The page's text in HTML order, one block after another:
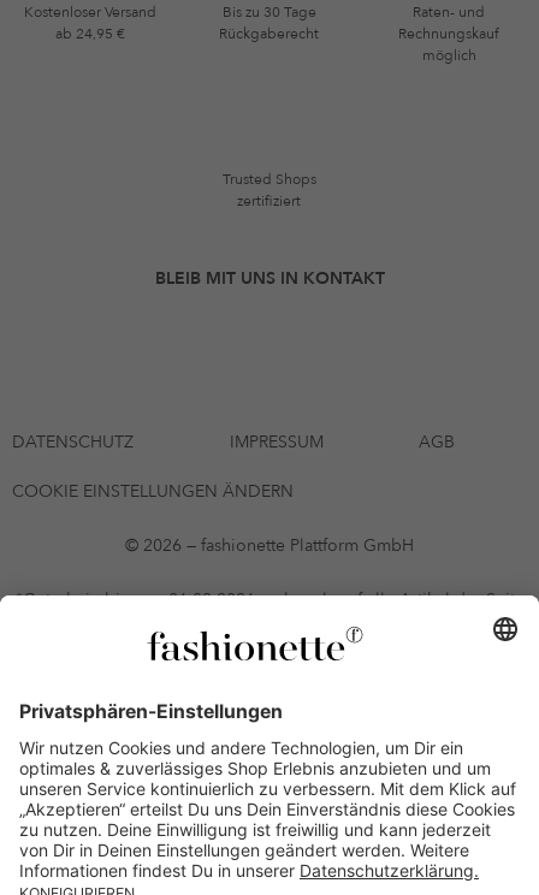
Kostenloser Versand
ab 24,95 €
Bis zu 30 Tage
Rückgaberecht
Raten- und
Rechnungskauf
möglich
Trusted Shops
zertifiziert
BLEIB MIT UNS IN KONTAKT
DATENSCHUTZ IMPRESSUM AGB
COOKIE EINSTELLUNGEN ÄNDERN
© 2026 — fashionette Plattform GmbH
*Gutschein bis zum 06.08.2026 mehrmals auf alle Artikel der Seite
fashionette.at/selected-styles anwendbar. Es gelten die in den AGB
§9 festgelegten Bedingungen.
vorausgesetzt, alle Preise inkl. MwSt. und ohne Versandkosten. Bei
Ratenkäufen kann die letzte Rate geringfügig abweichen. Die
Anzahl der Raten und die jeweilige Verfügbarkeit von
Zahlungsmethoden kann variieren. Die Prominenten, die
namentlich genannt oder dargestellt werden, haben keine der auf
der Website angebotenen Artikel anerkannt, empfohlen oder
befürwortet. Lieferungen sind nur an Lieferadressen in Österreich